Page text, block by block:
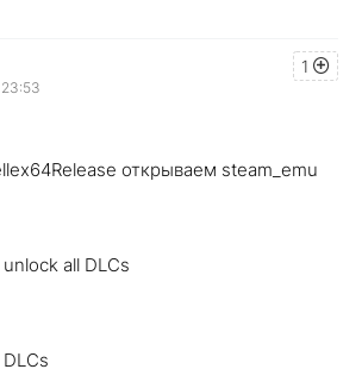
1
открываем steam_emu
all DLCs